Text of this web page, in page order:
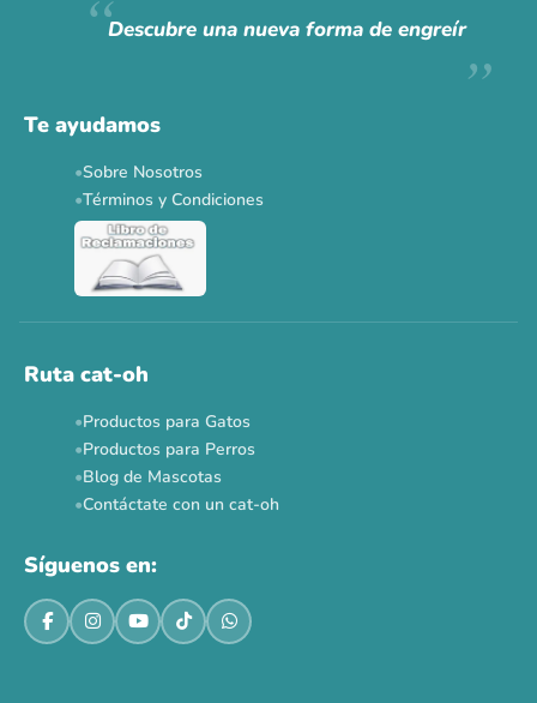
Ver todas las promos 🐾
Descubre una nueva forma de engreír
Te ayudamos
Sobre Nosotros
Términos y Condiciones
Ruta cat-oh
Productos para Gatos
Productos para Perros
Blog de Mascotas
Contáctate con un cat-oh
Síguenos en: